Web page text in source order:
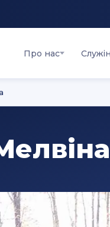
Про нас